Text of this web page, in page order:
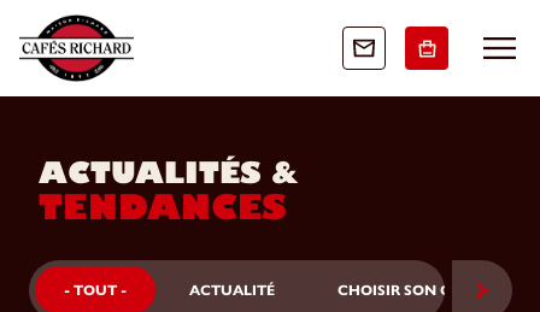
ACTUALITÉS &
TENDANCES
- TOUT - ACTUALITÉ CHOISIR SON CAFÉ